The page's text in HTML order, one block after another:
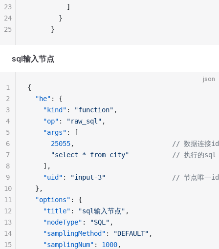
          ]
        }
      }
23
24
25
sql输入节点
json
{
  "he"
: {
    "kind"
: "function" ,
    "op"
: "raw_sql" ,
    "args"
: [
      25055
,
// 数据连接id
      "select * from city"
           // 执行的sql
    ],
    "uid"
: "input-3"
                 // 节点唯一id
  },
  "options"
: {
    "title"
: "sql输入节点" ,
    "nodeType"
: "SQL" ,
    "samplingMethod"
: "DEFAULT" ,
    "samplingNum"
: 1000,
1
2
3
4
5
6
7
8
9
10
11
12
13
14
15